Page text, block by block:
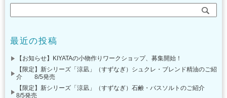
最近の投稿
【お知らせ】KIYATAの小物作りワークショップ、募集開始！
【限定】新シリーズ「涼凪」（すずなぎ）シュクレ・ブレンド精油のご紹
介 8/5発売
【限定】新シリーズ「涼凪」（すずなぎ）石鹸・バスソルトのご紹介
8/5発売